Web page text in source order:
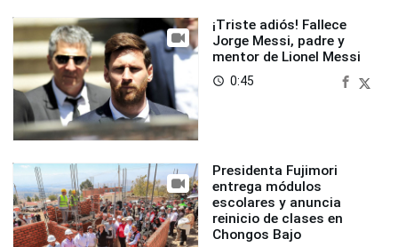
¡Triste adiós! Fallece
Jorge Messi, padre y
mentor de Lionel Messi
access_time 0:45
Presidenta Fujimori
entrega módulos
escolares y anuncia
reinicio de clases en
Chongos Bajo